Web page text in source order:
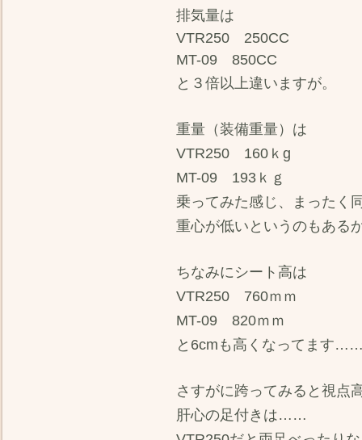
排気量は
VTR250 250CC
MT-09 850CC
と３倍以上違いますが。
重量（装備重量）は
VTR250 160ｋg
MT-09 193ｋｇ
乗ってみた感じ、まったく
重心が低いというのもある
ちなみにシート高は
VTR250 760ｍｍ
MT-09 820ｍｍ
と6cmも高くなってます
さすがに跨ってみると視点
肝心の足付きは……